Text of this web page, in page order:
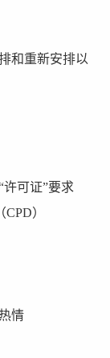
和重新安排以
可证”要求
）
情